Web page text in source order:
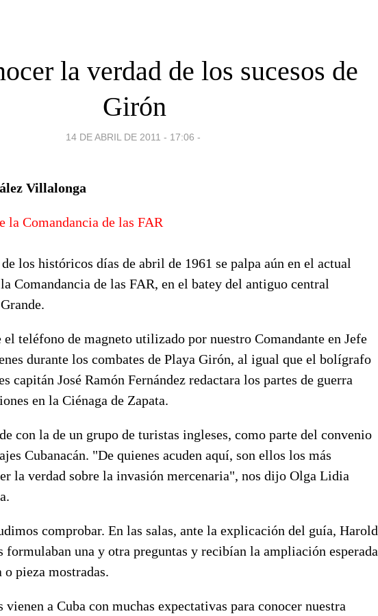
la verdad de los sucesos de
Girón
14 DE ABRIL DE 2011 - 17:06 -
Villalonga
la Comandancia de las FAR
los históricos días de abril de 1961 se palpa aún en el actual
Comandancia de las FAR, en el batey del antiguo central
teléfono de magneto utilizado por nuestro Comandante en Jefe
durante los combates de Playa Girón, al igual que el bolígrafo
capitán José Ramón Fernández redactara los partes de guerra
en la Ciénaga de Zapata.
con la de un grupo de turistas ingleses, como parte del convenio
Cubanacán. "De quienes acuden aquí, son ellos los más
la verdad sobre la invasión mercenaria", nos dijo Olga Lidia
comprobar. En las salas, ante la explicación del guía, Harold
una y otra preguntas y recibían la ampliación esperada
pieza mostradas.
a Cuba con muchas expectativas para conocer nuestra